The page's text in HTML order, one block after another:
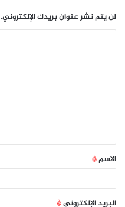
لن يتم نشر عنوان بريدك الإلكتروني.
الاسم*
البريد الإلكتروني*